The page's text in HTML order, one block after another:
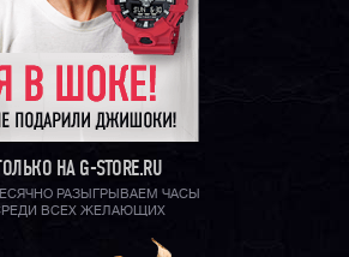
ТОЛЬКО НА G-STORE.RU
РАЗЫГРЫВАЕМ ЧАСЫ
ВСЕХ ЖЕЛАЮЩИХ